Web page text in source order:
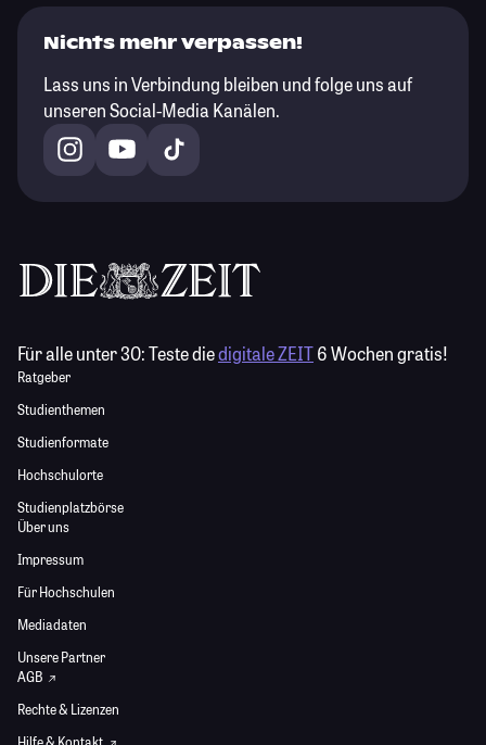
Nichts mehr verpassen!
Lass uns in Verbindung bleiben und folge uns auf
unseren Social-Media Kanälen.
Für alle unter 30:Teste diedigitale ZEIT6 Wochen gratis!
Ratgeber
Studienthemen
Studienformate
Hochschulorte
Studienplatzbörse
Über uns
Impressum
Für Hochschulen
Mediadaten
Unsere Partner
AGB
Rechte & Lizenzen